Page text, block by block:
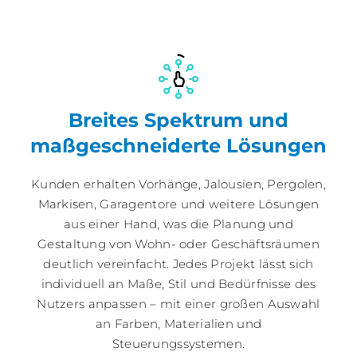
Breites Spektrum und
maßgeschneiderte Lösungen
Kunden erhalten Vorhänge, Jalousien, Pergolen,
Markisen, Garagentore und weitere Lösungen
aus einer Hand, was die Planung und
Gestaltung von Wohn- oder Geschäftsräumen
deutlich vereinfacht. Jedes Projekt lässt sich
individuell an Maße, Stil und Bedürfnisse des
Nutzers anpassen – mit einer großen Auswahl
an Farben, Materialien und
Steuerungssystemen.